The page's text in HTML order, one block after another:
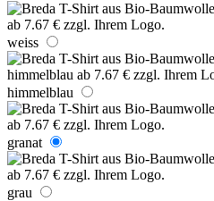
weiss
himmelblau
granat
grau